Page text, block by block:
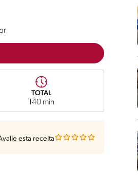
TOTAL
140 min
esta receita